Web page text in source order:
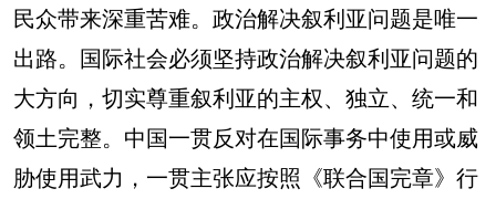
民众带来深重苦难。政治解决叙利亚问题是唯一
出路。国际社会必须坚持政治解决叙利亚问题的
大方向，切实尊重叙利亚的主权、独立、统一和
领土完整。中国一贯反对在国际事务中使用或威
胁使用武力，一贯主张应按照《联合国完章》行